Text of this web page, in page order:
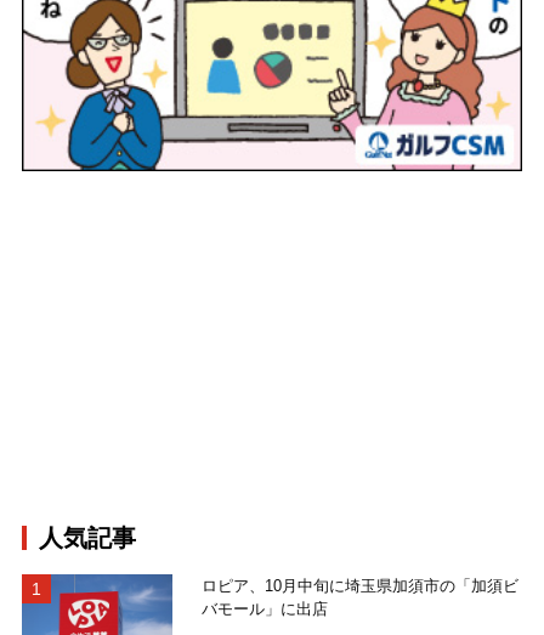
人気記事
ロピア、10月中旬に埼玉県加須市の「加須ビ
バモール」に出店